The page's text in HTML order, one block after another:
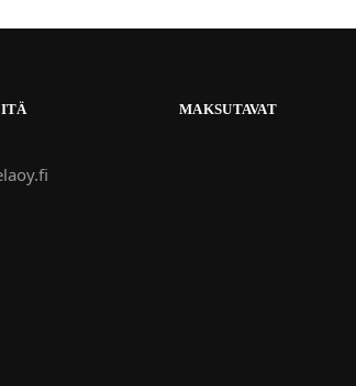
MAKSUTAVAT